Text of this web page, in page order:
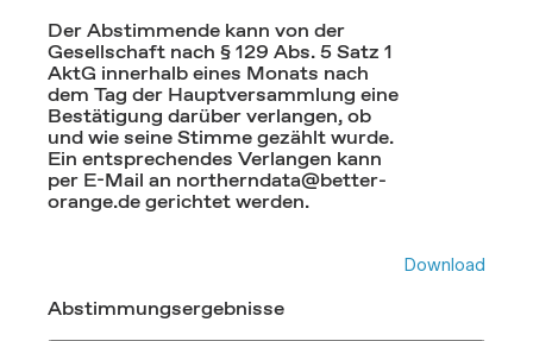
Der Abstimmende kann von der
Gesellschaft nach § 129 Abs. 5 Satz 1
AktG innerhalb eines Monats nach
dem Tag der Hauptversammlung eine
Bestätigung darüber verlangen, ob
und wie seine Stimme gezählt wurde.
Ein entsprechendes Verlangen kann
per E-Mail an northerndata@better-
orange.de gerichtet werden.
Abstimmungsergebnisse
Download